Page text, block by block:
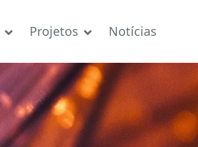
Projetos Notícias